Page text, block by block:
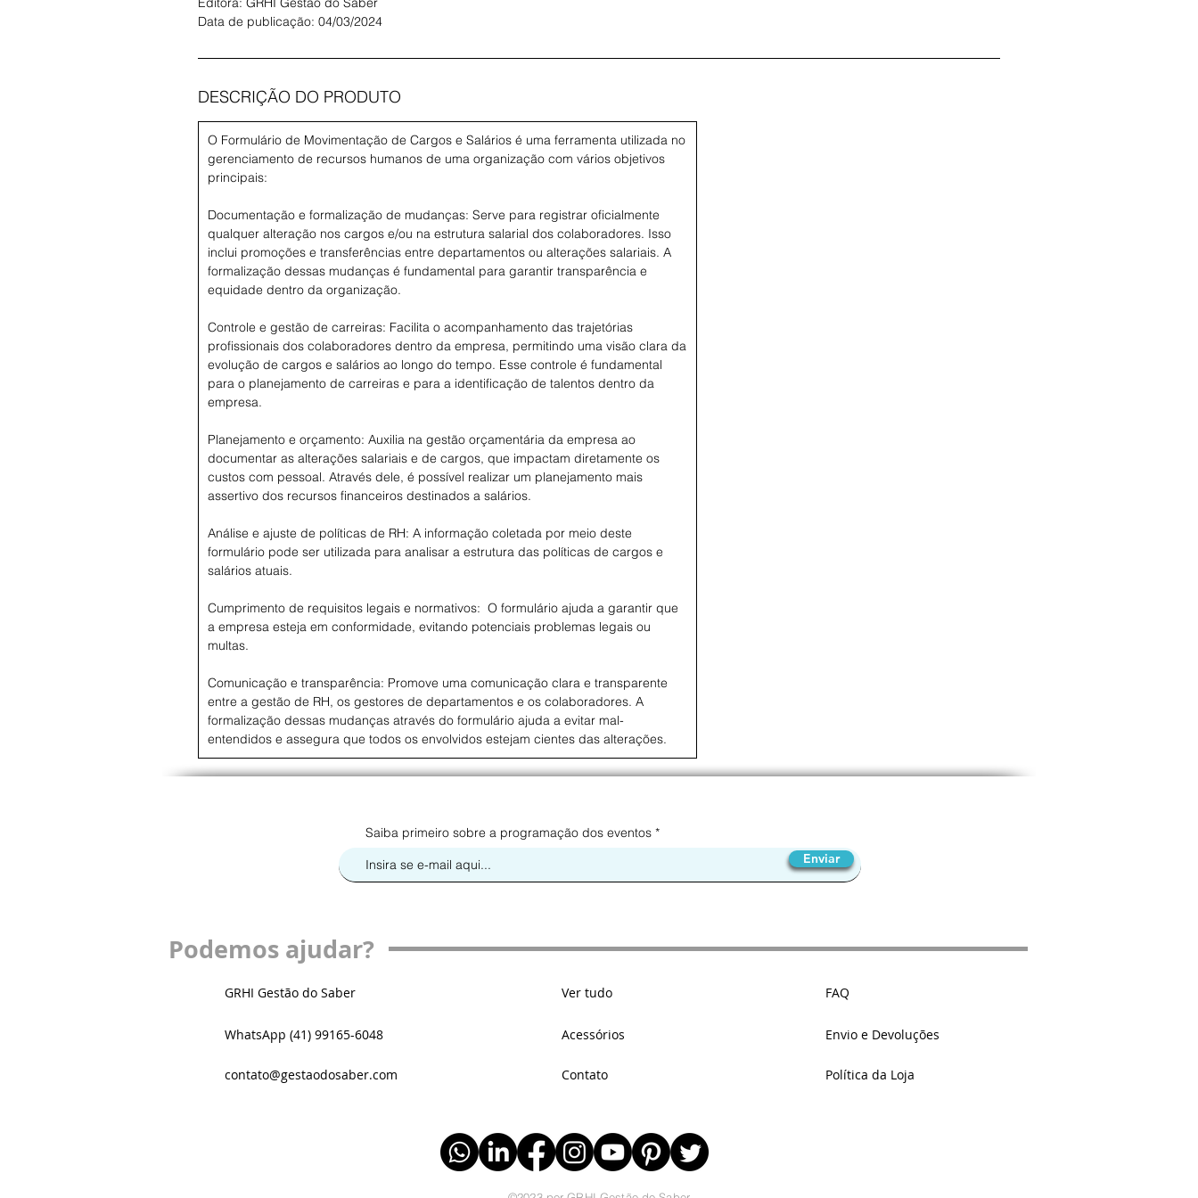
Data de publicação: 04/03/2024
DESCRIÇÃO DO PRODUTO
O Formulário de Movimentação de Cargos e Salários é uma ferramenta utilizada no
gerenciamento de recursos humanos de uma organização com vários objetivos
principais:
Documentação e formalização de mudanças: Serve para registrar oficialmente
qualquer alteração nos cargos e/ou na estrutura salarial dos colaboradores. Isso
inclui promoções e transferências entre departamentos ou alterações salariais. A
formalização dessas mudanças é fundamental para garantir transparência e
equidade dentro da organização.
Controle e gestão de carreiras: Facilita o acompanhamento das trajetórias
profissionais dos colaboradores dentro da empresa, permitindo uma visão clara da
evolução de cargos e salários ao longo do tempo. Esse controle é fundamental
para o planejamento de carreiras e para a identificação de talentos dentro da
empresa.
Planejamento e orçamento: Auxilia na gestão orçamentária da empresa ao
documentar as alterações salariais e de cargos, que impactam diretamente os
custos com pessoal. Através dele, é possível realizar um planejamento mais
assertivo dos recursos financeiros destinados a salários.
Análise e ajuste de políticas de RH: A informação coletada por meio deste
formulário pode ser utilizada para analisar a estrutura das políticas de cargos e
salários atuais.
Cumprimento de requisitos legais e normativos: O formulário ajuda a garantir que
a empresa esteja em conformidade, evitando potenciais problemas legais ou
multas.
Comunicação e transparência: Promove uma comunicação clara e transparente
entre a gestão de RH, os gestores de departamentos e os colaboradores. A
formalização dessas mudanças através do formulário ajuda a evitar mal-
entendidos e assegura que todos os envolvidos estejam cientes das alterações.
Saiba primeiro sobre a programação dos eventos
Enviar
Podemos ajudar?
GRHI Gestão do Saber Ver tudo FAQ
WhatsApp (41) 99165-6048
contato@gestaodosaber.com
Acessórios
Contato
Envio e Devoluções
Política da Loja